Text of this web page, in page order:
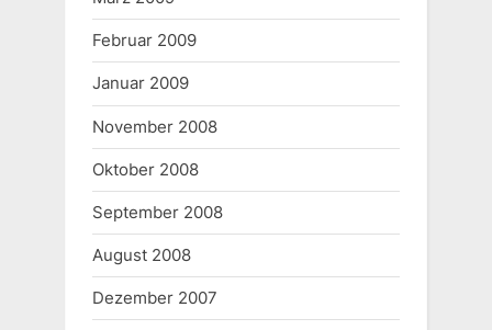
Februar 2009
Januar 2009
November 2008
Oktober 2008
September 2008
August 2008
Dezember 2007